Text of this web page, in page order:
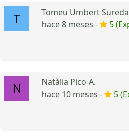
Tomeu Umbert Sureda
hace 8 meses -
5
Natàlia Pico A.
hace 10 meses -
5